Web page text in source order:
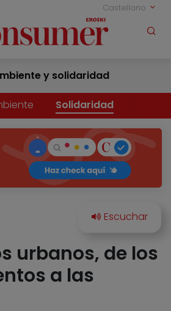
Castellano
y solidaridad
Solidaridad
urbanos, de los
a las